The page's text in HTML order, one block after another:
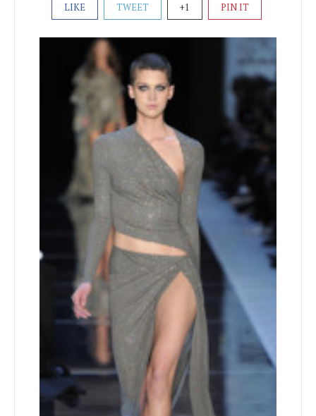
LIKE TWEET +1 PIN IT